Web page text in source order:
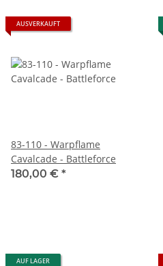
AUSVERKAUFT
83-110 - Warpflame
Cavalcade - Battleforce
180,00 € *
AUF LAGER